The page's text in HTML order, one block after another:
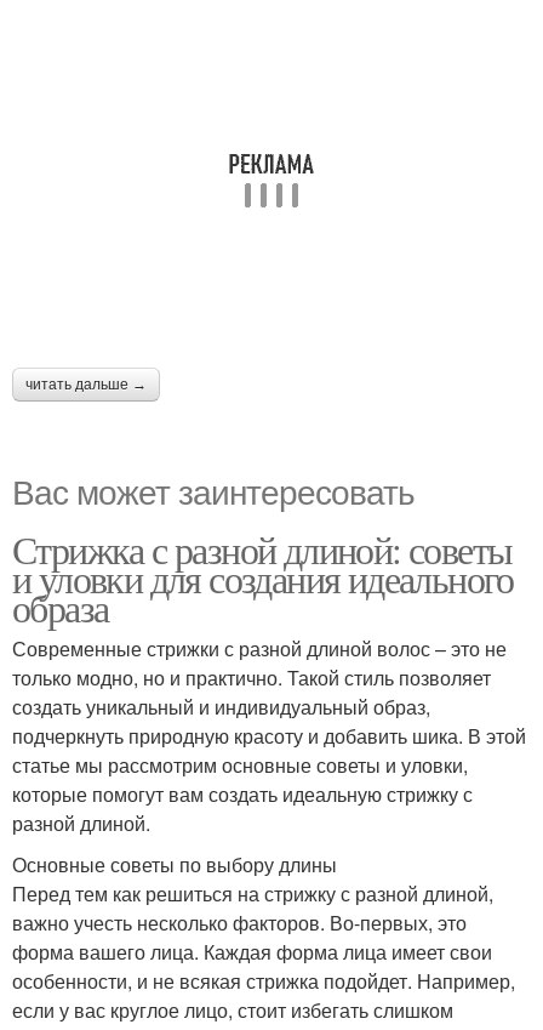
читать дальше →
Вас может заинтересовать
Стрижка с разной длиной: советы
и уловки для создания идеального
образа
Современные стрижки с разной длиной волос – это не
только модно, но и практично. Такой стиль позволяет
создать уникальный и индивидуальный образ,
подчеркнуть природную красоту и добавить шика. В этой
статье мы рассмотрим основные советы и уловки,
которые помогут вам создать идеальную стрижку с
разной длиной.
Основные советы по выбору длины
Перед тем как решиться на стрижку с разной длиной,
важно учесть несколько факторов. Во-первых, это
форма вашего лица. Каждая форма лица имеет свои
особенности, и не всякая стрижка подойдет. Например,
если у вас круглое лицо, стоит избегать слишком